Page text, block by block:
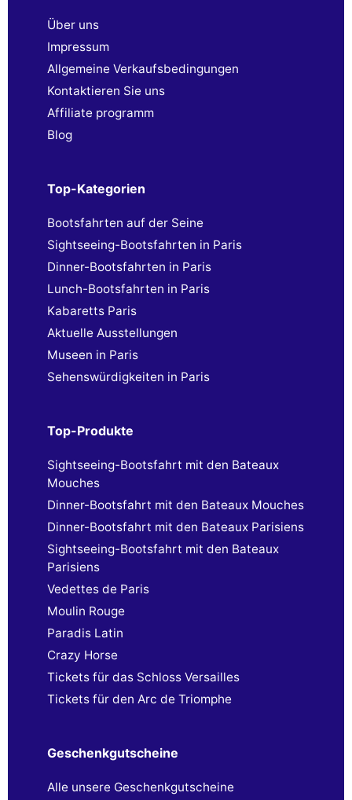
Über uns
Impressum
Allgemeine Verkaufsbedingungen
Kontaktieren Sie uns
Affiliate programm
Blog
Top-Kategorien
Bootsfahrten auf der Seine
Sightseeing-Bootsfahrten in Paris
Dinner-Bootsfahrten in Paris
Lunch-Bootsfahrten in Paris
Kabaretts Paris
Aktuelle Ausstellungen
Museen in Paris
Sehenswürdigkeiten in Paris
Top-Produkte
Sightseeing-Bootsfahrt mit den Bateaux
Mouches
Dinner-Bootsfahrt mit den Bateaux Mouches
Dinner-Bootsfahrt mit den Bateaux Parisiens
Sightseeing-Bootsfahrt mit den Bateaux
Parisiens
Vedettes de Paris
Moulin Rouge
Paradis Latin
Crazy Horse
Tickets für das Schloss Versailles
Tickets für den Arc de Triomphe
Geschenkgutscheine
Alle unsere Geschenkgutscheine